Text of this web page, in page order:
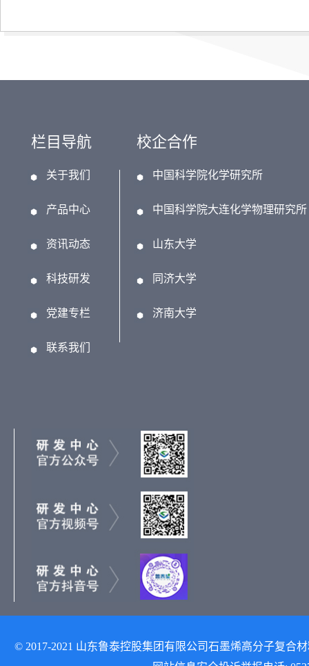
栏目导航
关于我们
产品中心
资讯动态
科技研发
党建专栏
联系我们
校企合作
中国科学院化学研究所
中国科学院大连化学物理研究所
山东大学
同济大学
济南大学
© 2017-2021 山东鲁泰控股集团有限公司石墨烯高分子复合